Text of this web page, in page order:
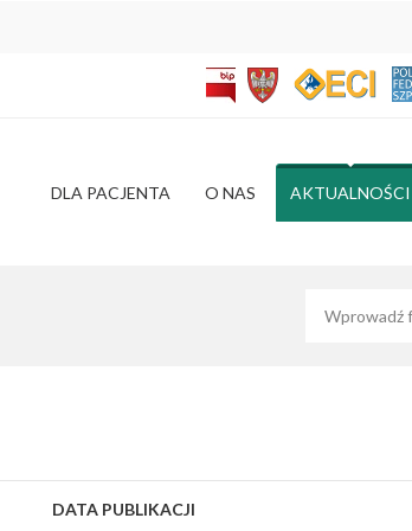
DLA PACJENTA O NAS AKTUALNOŚCI
DATA PUBLIKACJI